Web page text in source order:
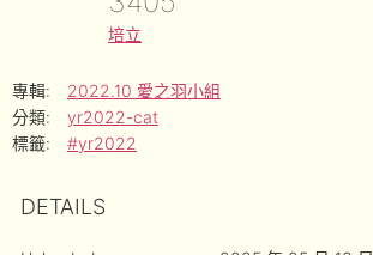
培立
專輯:
2022.10 愛之羽小組
分類:
yr2022-cat
標籤:
#yr2022
DETAILS